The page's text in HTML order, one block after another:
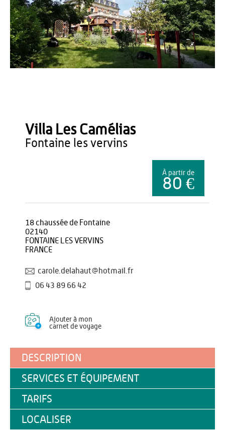
Villa Les Camélias
Villa Les Camélias
fontaine les vervins
À partir de
80 €
18 chaussée de Fontaine
02140
FONTAINE LES VERVINS
FRANCE
carole.delahaut@hotmail.fr
06 43 89 66 42
Ajouter à mon
carnet de voyage
DESCRIPTION
SERVICES ET ÉQUIPEMENT
TARIFS
LOCALISER